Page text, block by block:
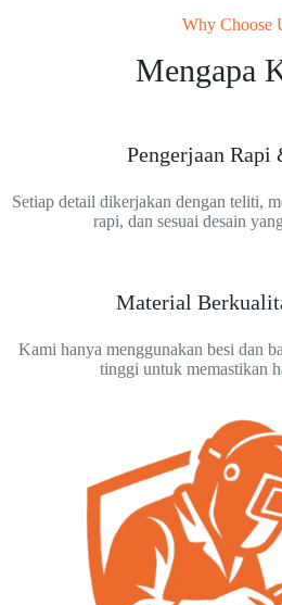
Why Choose
Mengapa
Pengerjaan Rapi
Setiap detail dikerjakan dengan teliti,
rapi, dan sesuai desain
Material
Kami hanya menggunakan besi dan
tinggi untuk memastikan